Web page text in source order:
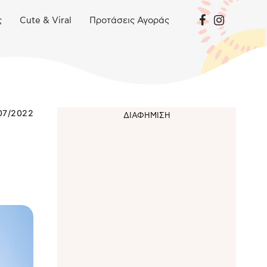
Cute & Viral Προτάσεις Αγοράς
2022